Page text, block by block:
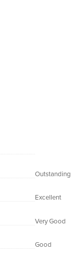
Good
Very Good
Excellent
Outstanding